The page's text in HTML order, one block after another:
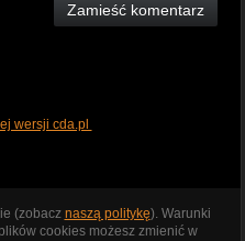
Zamieść komentarz
wersji cda.pl
(zobacz naszą politykę). Warunki
cookies możesz zmienić w